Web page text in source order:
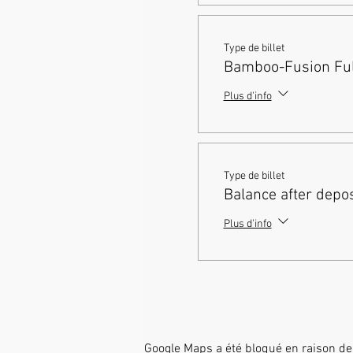
Type de billet
Bamboo-Fusion
Plus d'info
Type de billet
Balance after
Plus d'info
Google Maps a été bloqué en raison